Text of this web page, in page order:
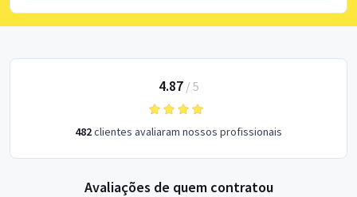
4.87/ 5
482clientes avaliaram nossos profissionais
Avaliações de quem contratou